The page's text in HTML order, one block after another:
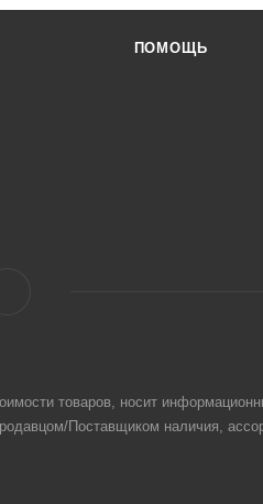
ПОМОЩЬ
товаров, носит
Поставщиком наличия,